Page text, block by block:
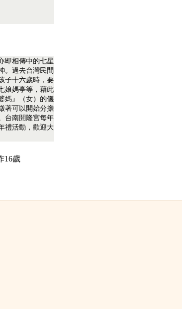
即相傳中的七星
。過去台灣民間
子十六歲時，要
娘媽亭等，藉此
媽』（女）的儀
著可以開始分擔
台南開隆宮每年
禮活動，歡迎大
16歲